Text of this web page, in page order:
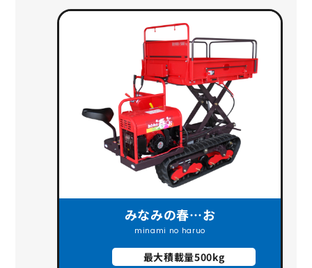
みなみの春…お
minami no haruo
最大積載量500kg